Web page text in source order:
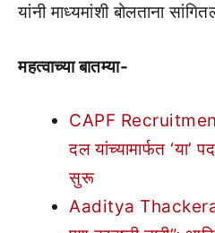
यांनी माध्यमांशी बोलताना
महत्वाच्या बातम्या-
CAPF
दल यांच्यामार्फत ‘या’
सुरू
Aaditya